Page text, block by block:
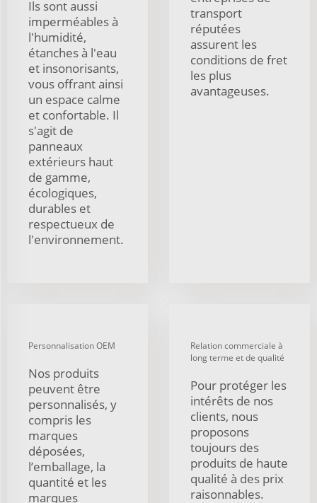
Ils sont aussi
imperméables à
l'humidité,
étanches à l'eau
et insonorisants,
vous offrant ainsi
un espace calme
et confortable. Il
s'agit de
panneaux
extérieurs haut
de gamme,
écologiques,
durables et
respectueux de
l'environnement.
transport
réputées
assurent les
conditions de fret
les plus
avantageuses.
Personnalisation OEM
Nos produits
peuvent être
personnalisés, y
compris les
marques
déposées,
l’emballage, la
quantité et les
marques
Relation commerciale à
long terme et de qualité
Pour protéger les
intérêts de nos
clients, nous
proposons
toujours des
produits de haute
qualité à des prix
raisonnables.